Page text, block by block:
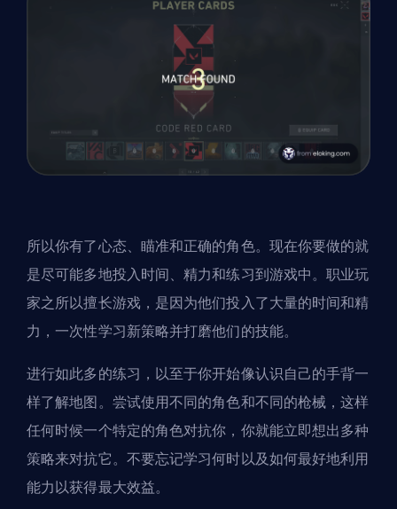
所以你有了心态、瞄准和正确的角色。现在你要做的就
是尽可能多地投入时间、精力和练习到游戏中。职业玩
家之所以擅长游戏，是因为他们投入了大量的时间和精
力，一次性学习新策略并打磨他们的技能。
进行如此多的练习，以至于你开始像认识自己的手背一
样了解地图。尝试使用不同的角色和不同的枪械，这样
任何时候一个特定的角色对抗你，你就能立即想出多种
策略来对抗它。不要忘记学习何时以及如何最好地利用
能力以获得最大效益。